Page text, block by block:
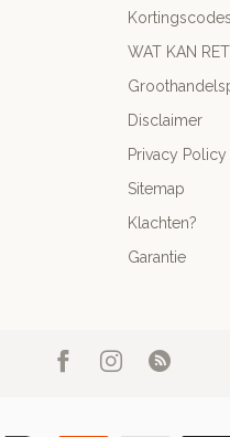
WAT KAN
Disclaimer
Privacy
Sitemap
Klachten?
Garantie